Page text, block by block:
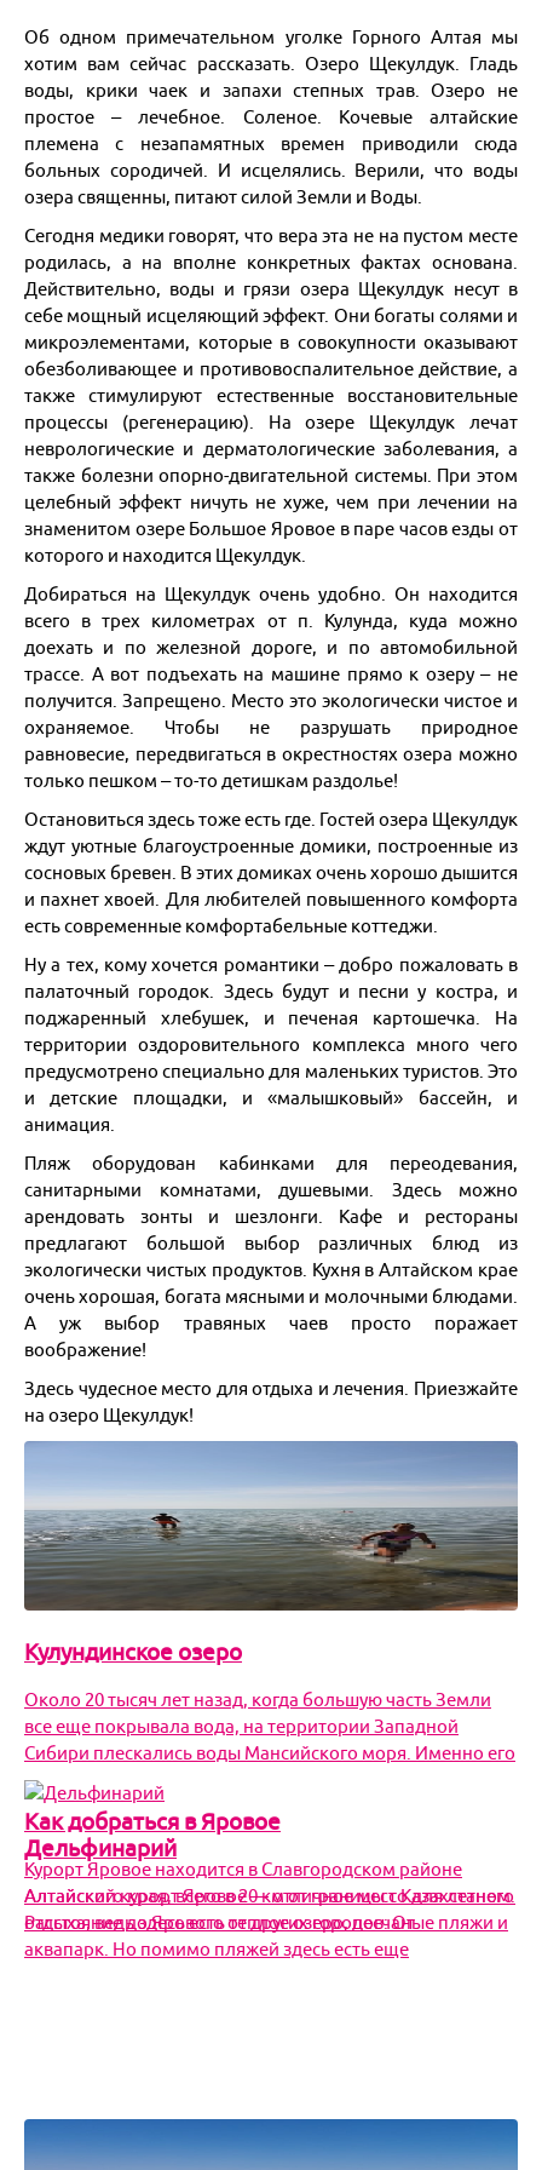
+7 (923) 245-30-77
для экстренной связи
Все контакты
Гостиницы
Доставка
Экскурсии из Новосибирска
Сборные группы
Организованные группы
Белокуриха
Яровое
Черное море
Байкал
Санкт-Петербург
Москва
Казань
Екатеринбург
Красноярск и Хакасия
Новосибирск и НСО
Кузбасс
Европейская часть России
Отели России
Подарочный сертификат
Бонусная программа для клиентов
Наши Партнеры
О нас
Об одном примечательном уголке Горного Алтая мы
хотим вам сейчас рассказать. Озеро Щекулдук. Гладь
воды, крики чаек и запахи степных трав. Озеро не
простое – лечебное. Соленое. Кочевые алтайские
племена с незапамятных времен приводили сюда
больных сородичей. И исцелялись. Верили, что воды
озера священны, питают силой Земли и Воды.
Сегодня медики говорят, что вера эта не на пустом месте
родилась, а на вполне конкретных фактах основана.
Действительно, воды и грязи озера Щекулдук несут в
себе мощный исцеляющий эффект. Они богаты солями и
микроэлементами, которые в совокупности оказывают
обезболивающее и противовоспалительное действие, а
также стимулируют естественные восстановительные
процессы (регенерацию). На озере Щекулдук лечат
неврологические и дерматологические заболевания, а
также болезни опорно-двигательной системы. При этом
целебный эффект ничуть не хуже, чем при лечении на
знаменитом озере Большое Яровое в паре часов езды от
которого и находится Щекулдук.
Добираться на Щекулдук очень удобно. Он находится
всего в трех километрах от п. Кулунда, куда можно
доехать и по железной дороге, и по автомобильной
трассе. А вот подъехать на машине прямо к озеру – не
получится. Запрещено. Место это экологически чистое и
охраняемое. Чтобы не разрушать природное
равновесие, передвигаться в окрестностях озера можно
только пешком – то-то детишкам раздолье!
Остановиться здесь тоже есть где. Гостей озера Щекулдук
ждут уютные благоустроенные домики, построенные из
сосновых бревен. В этих домиках очень хорошо дышится
и пахнет хвоей. Для любителей повышенного комфорта
есть современные комфортабельные коттеджи.
Ну а тех, кому хочется романтики – добро пожаловать в
палаточный городок. Здесь будут и песни у костра, и
поджаренный хлебушек, и печеная картошечка. На
территории оздоровительного комплекса много чего
предусмотрено специально для маленьких туристов. Это
и детские площадки, и «малышковый» бассейн, и
анимация.
Пляж оборудован кабинками для переодевания,
санитарными комнатами, душевыми. Здесь можно
арендовать зонты и шезлонги. Кафе и рестораны
предлагают большой выбор различных блюд из
экологически чистых продуктов. Кухня в Алтайском крае
очень хорошая, богата мясными и молочными блюдами.
А уж выбор травяных чаев просто поражает
воображение!
Здесь чудесное место для отдыха и лечения. Приезжайте
на озеро Щекулдук!
Кулундинское озеро
Около 20 тысяч лет назад, когда большую часть Земли
все еще покрывала вода, на территории Западной
Сибири плескались воды Мансийского моря. Именно его
Как добраться в Яровое
Курорт Яровое находится в Славгородском районе
Алтайского края, всего в 20 км от границы с Казахстаном.
Расстояние до Ярового от других городов: От
Дельфинарий
Алтайский курорт Яровое — отличное место для летнего
отдыха, ведь здесь есть теплое озеро, песчаные пляжи и
аквапарк. Но помимо пляжей здесь есть еще
Аквапарк Лава на курорте Яровое